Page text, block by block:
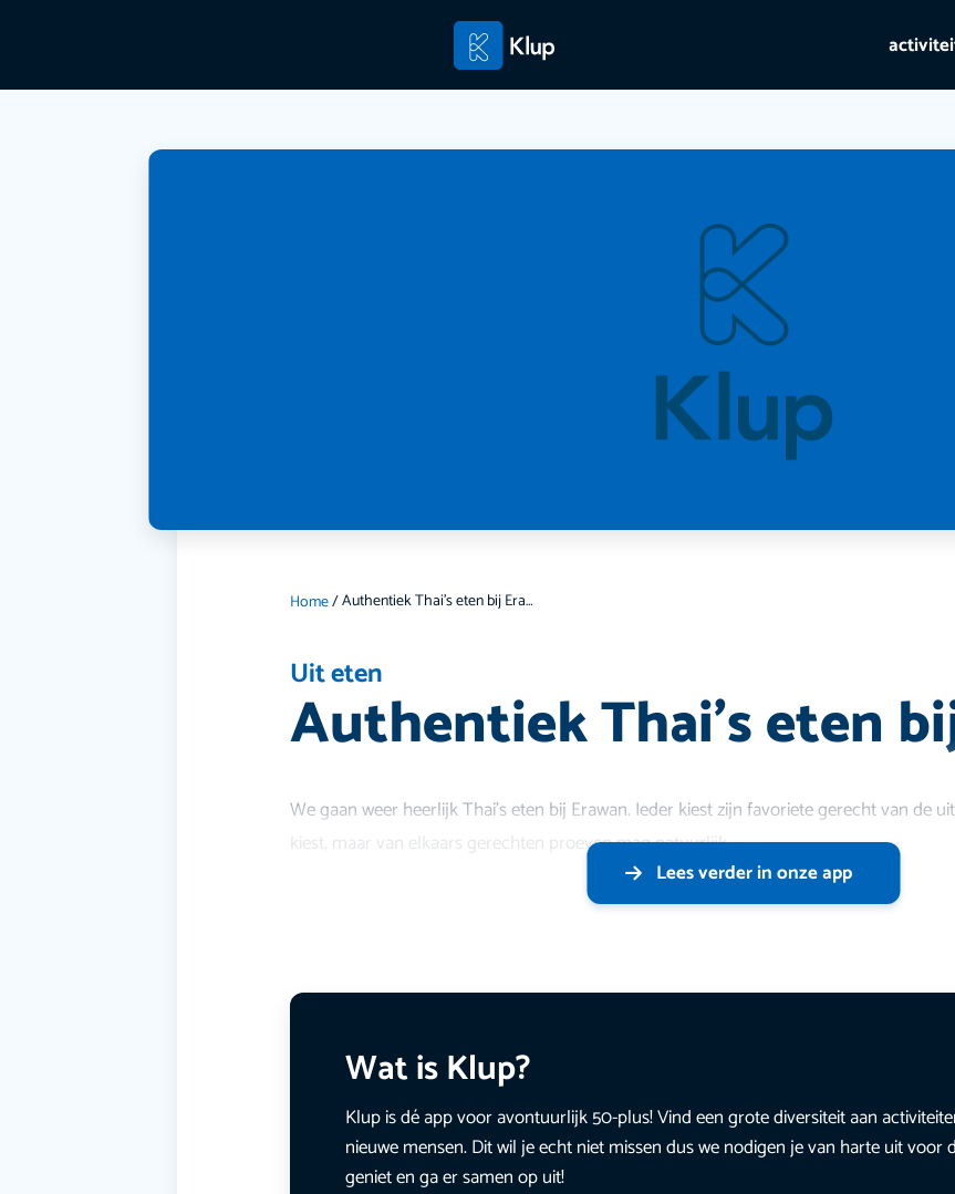
Home/ Authentiek Thai’s eten bij Erawan
Uit eten
Authentiek Thai’s eten
We gaan weer heerlijk Thai's eten bij Erawan. Ieder kiest zijn favoriete gerecht van de
kiest, maar van elkaars gerechten proeven mag natuurlijk.
Lees verder in onze app
Wat is Klup?
Klup is dé app voor avontuurlijk 50-plus! Vind een grote diversiteit aan
nieuwe mensen. Dit wil je echt niet missen dus we nodigen je van harte uit voor
geniet en ga er samen op uit!